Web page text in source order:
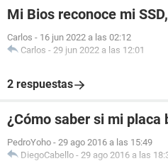
Mi Bios reconoce mi
Carlos - 16 jun 2022 a las 02:12
Carlos - 29 jun 2022 a las 12:01
2 respuestas
¿Cómo saber si mi placa
PedroYoho - 29 ago 2016 a las 15:49
DiegoCabello - 29 ago 2016 a las